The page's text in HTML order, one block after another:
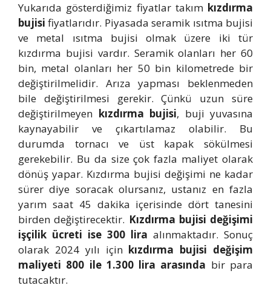
Yukarıda gösterdiğimiz fiyatlar takım kızdırma
bujisi fiyatlarıdır. Piyasada seramik ısıtma bujisi
ve metal ısıtma bujisi olmak üzere iki tür
kızdırma bujisi vardır. Seramik olanları her 60
bin, metal olanları her 50 bin kilometrede bir
değiştirilmelidir. Arıza yapması beklenmeden
bile değiştirilmesi gerekir. Çünkü uzun süre
değiştirilmeyen kızdırma bujisi, buji yuvasına
kaynayabilir ve çıkartılamaz olabilir. Bu
durumda tornacı ve üst kapak sökülmesi
gerekebilir. Bu da size çok fazla maliyet olarak
dönüş yapar. Kızdırma bujisi değişimi ne kadar
sürer diye soracak olursanız, ustanız en fazla
yarım saat 45 dakika içerisinde dört tanesini
birden değiştirecektir. Kızdırma bujisi değişimi
işçilik ücreti ise 300 lira alınmaktadır. Sonuç
olarak 2024 yılı için kızdırma bujisi değişim
maliyeti 800 ile 1.300 lira arasında bir para
tutacaktır.